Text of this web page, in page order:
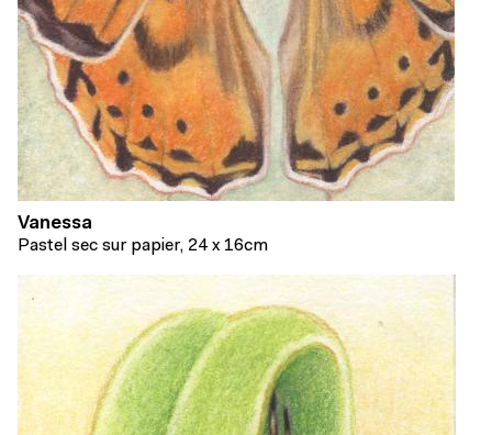
Vanessa
Pastel sec sur papier, 24 x 16cm